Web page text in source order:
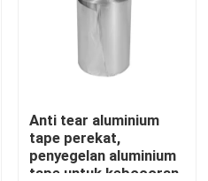
Anti tear aluminium
tape perekat,
penyegelan aluminium
tape untuk kebocoran